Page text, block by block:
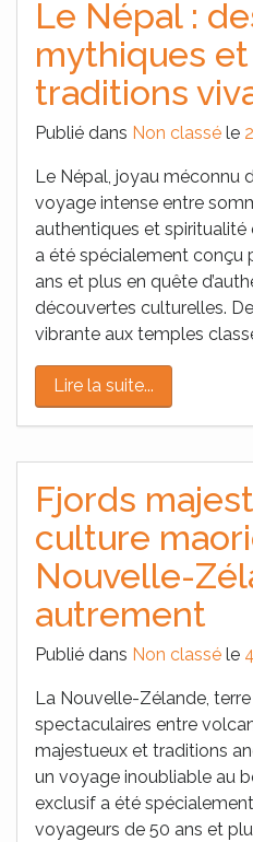
Le Népal :
mythiques
traditions
Publié dans Non classé le
Le Népal, joyau méconnu
voyage intense entre
authentiques et spiritualité
a été spécialement conçu
ans et plus en quête
découvertes culturelles.
vibrante aux temples
Lire la suite...
Fjords
culture
Nouvelle-
autrement
Publié dans Non classé le
La Nouvelle-Zélande,
spectaculaires entre
majestueux et traditions
un voyage inoubliable au
exclusif a été
voyageurs de 50 ans et